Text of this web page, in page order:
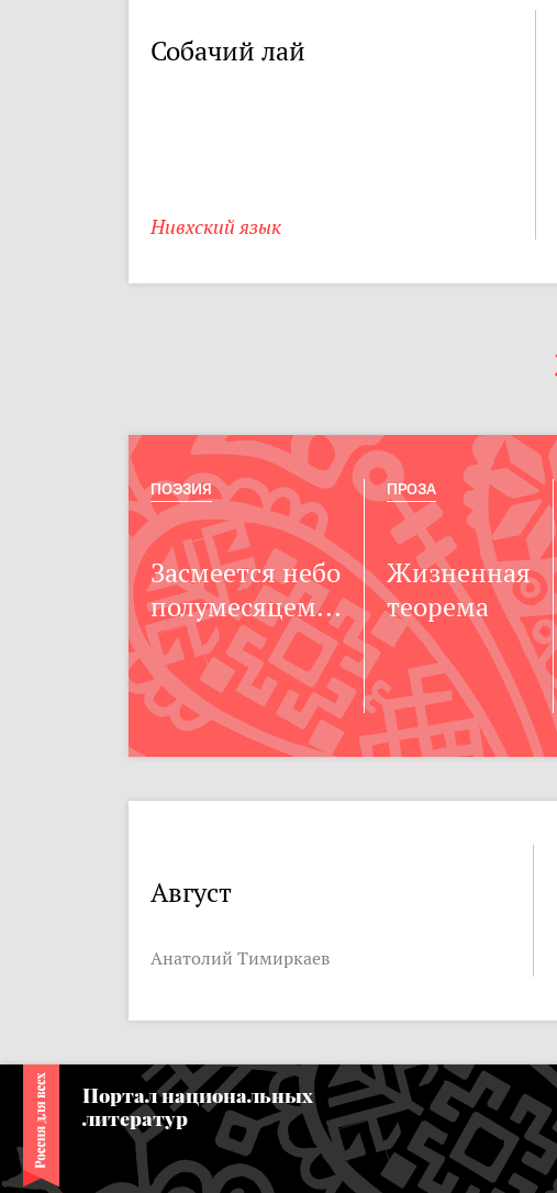
Собачий лай
Нивхский язык
Засмеется небо
полумесяцем...
ПОЭЗИЯ
Жизненная
теорема
ПРОЗА
Август
Анатолий Тимиркаев
Портал национальных
литератур